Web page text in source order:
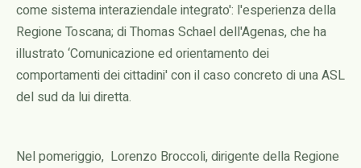
come sistema interaziendale integrato': l'esperienza della
Regione Toscana; di Thomas Schael dell'Agenas, che ha
illustrato ‘Comunicazione ed orientamento dei
comportamenti dei cittadini' con il caso concreto di una ASL
del sud da lui diretta.
Nel pomeriggio, Lorenzo Broccoli, dirigente della Regione